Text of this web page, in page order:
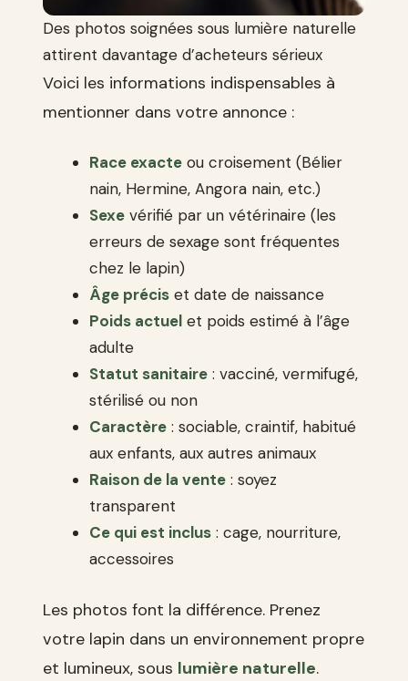
Des photos soignées sous lumière naturelle
attirent davantage d’acheteurs sérieux
Voici les informations indispensables à
mentionner dans votre annonce :
Race exacte ou croisement (Bélier
nain, Hermine, Angora nain, etc.)
Sexe vérifié par un vétérinaire (les
erreurs de sexage sont fréquentes
chez le lapin)
Âge précis et date de naissance
Poids actuel et poids estimé à l’âge
adulte
Statut sanitaire : vacciné, vermifugé,
stérilisé ou non
Caractère : sociable, craintif, habitué
aux enfants, aux autres animaux
Raison de la vente : soyez
transparent
Ce qui est inclus : cage, nourriture,
accessoires
Les photos font la différence. Prenez
votre lapin dans un environnement propre
et lumineux, sous lumière naturelle.